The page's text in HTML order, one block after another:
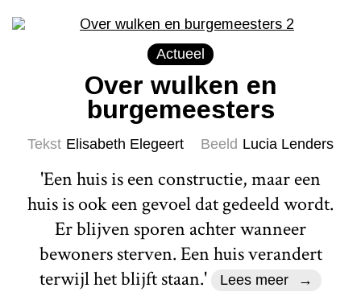
Actueel
Over wulken en
burgemeesters
Tekst Elisabeth Elegeert Beeld Lucia Lenders
'Een huis is een constructie, maar een
huis is ook een gevoel dat gedeeld wordt.
Er blijven sporen achter wanneer
bewoners sterven. Een huis verandert
terwijl het blijft staan.'
Lees meer